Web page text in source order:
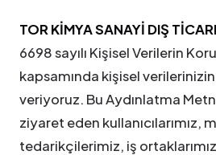
TOR KİMYA SANAYİ DIŞ
6698 sayılı Kişisel Verilerin
kapsamında kişisel
veriyoruz. Bu Aydınlatma
ziyaret eden kullanıcılarımız,
tedarikçilerimiz, iş